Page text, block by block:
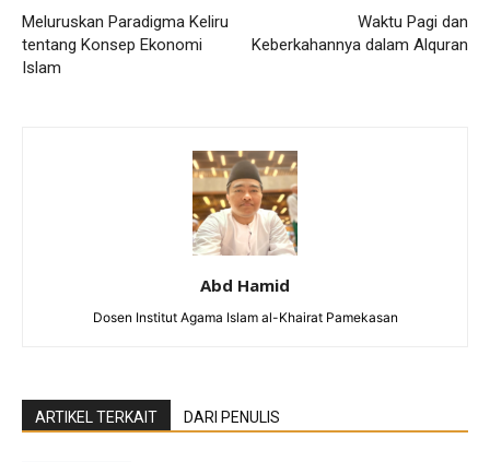
Meluruskan Paradigma Keliru
tentang Konsep Ekonomi
Islam
Waktu Pagi dan
Keberkahannya dalam Alquran
Abd Hamid
Dosen Institut Agama Islam al-Khairat Pamekasan
ARTIKEL TERKAIT DARI PENULIS